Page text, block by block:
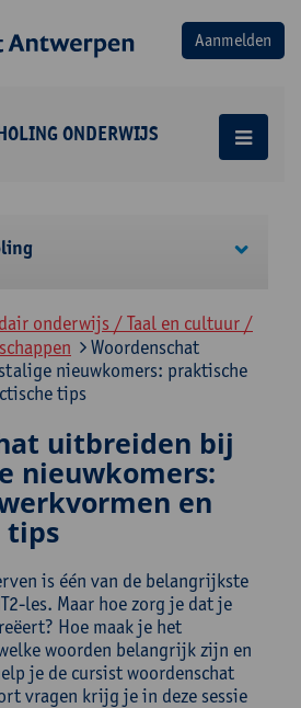
ONDERWIJS
onderwijs / Taal en cultuur /
Woordenschat
nieuwkomers: praktische
tips
uitbreiden bij
nieuwkomers:
en
tips
is één van de belangrijkste
les. Maar hoe zorg je dat je
Hoe maak je het
woorden belangrijk zijn en
je de cursist woordenschat
vragen krijg je in deze sessie